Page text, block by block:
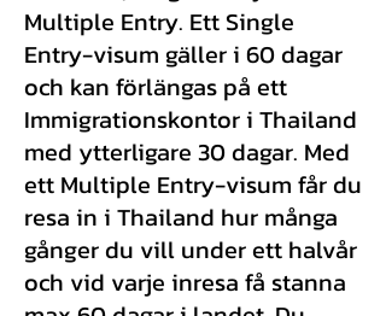
Multiple Entry. Ett Single
Entry-visum gäller i 60 dagar
och kan förlängas på ett
Immigrationskontor i Thailand
med ytterligare 30 dagar. Med
ett Multiple Entry-visum får du
resa in i Thailand hur många
gånger du vill under ett halvår
och vid varje inresa få stanna